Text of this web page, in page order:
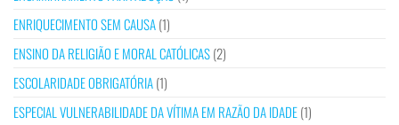
ENRIQUECIMENTO SEM CAUSA(1)
ENSINO DA RELIGIÃO E MORAL CATÓLICAS(2)
ESCOLARIDADE OBRIGATÓRIA(1)
ESPECIAL VULNERABILIDADE DA VÍTIMA EM RAZÃO DA IDADE(1)